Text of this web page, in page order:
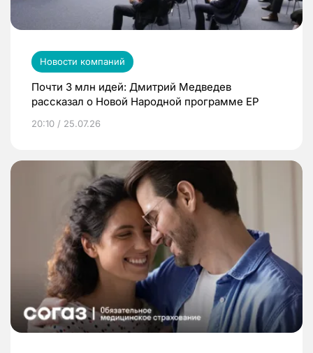
Новости компаний
Почти 3 млн идей: Дмитрий Медведев
рассказал о Новой Народной программе ЕР
20:10 / 25.07.26